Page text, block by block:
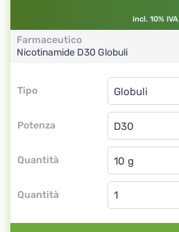
incl. 10% IVA
Farmaceutico
Nicotinamide D30 Globuli
Tipo
Tipo
Potenza
Globuli
D30
Quantità
Globuli
Quantità